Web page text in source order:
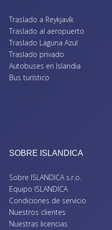
Traslado a Reykjavík
Traslado al aeropuerto
Traslado Laguna Azul
Traslado privado
Autobuses en Islandia
Bus turístico
SOBRE ISLANDICA
Sobre ISLANDICA s.r.o.
Equipo ISLANDICA
Condiciones de servicio
Nuestros clientes
Nuestras licencias